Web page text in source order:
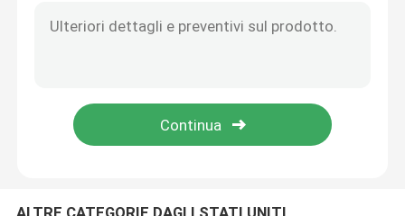
Anelli O personalizzati
corredo della guarnizione della valvola